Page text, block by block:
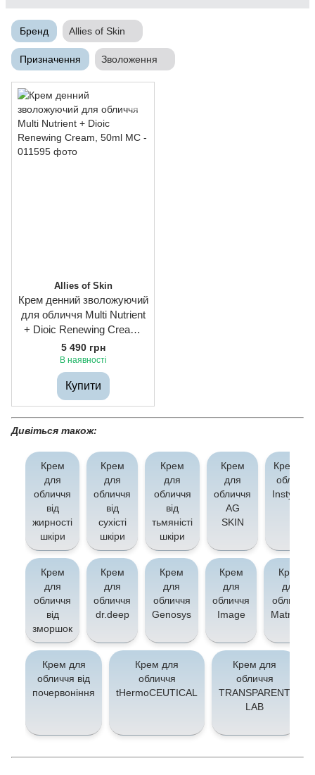
Бренд Allies of Skin
Призначення Зволоження
Allies of Skin
Крем денний зволожуючий
для обличчя Multi Nutrient
+ Dioic Renewing Cream,
50ml
5 490 грн
В наявності
Купити
Дивіться також:
Крем
для
обличчя
від
жирності
шкіри
Крем
для
обличчя
від
сухісті
шкіри
Крем
для
обличчя
від
тьмяністі
шкіри
Крем
для
обличчя
AG
SKIN
Крем
обличчя
Крем
для
обличчя
від
зморшок
Крем
для
обличчя
dr.deep
Крем
для
обличчя
Genosys
Крем
для
обличчя
Image
Крем
для
обличчя
Matrigen
Крем для
обличчя від
почервоніння
Крем для
обличчя
tHermoCEUTICAL
Крем для
обличчя
TRANSPARENT
LAB